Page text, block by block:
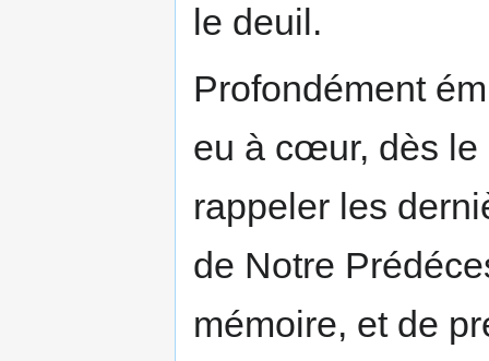
le deuil.
Profondément
eu à cœur, dès le
rappeler les
de Notre
mémoire, et de